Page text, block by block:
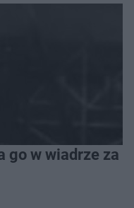
go w wiadrze za